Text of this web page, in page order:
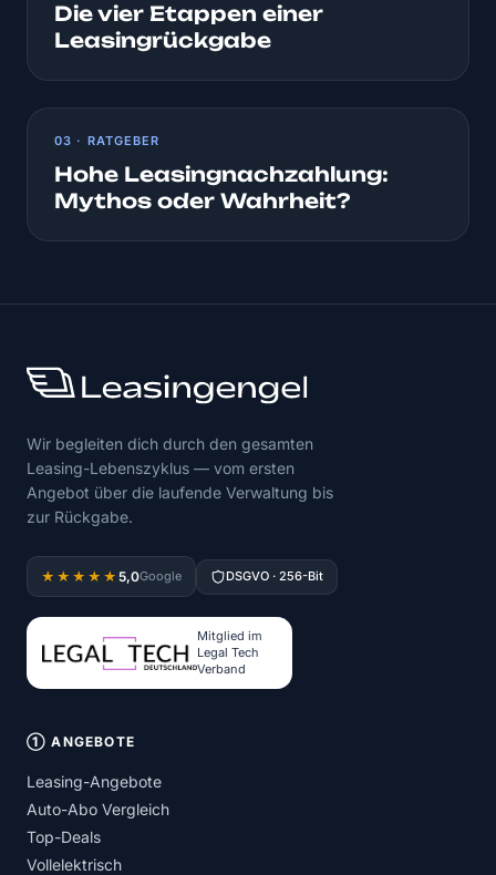
Die vier Etappen einer
Leasingrückgabe
03 · RATGEBER
Hohe Leasingnachzahlung:
Mythos oder Wahrheit?
Wir begleiten dich durch den gesamten
Leasing-Lebenszyklus — vom ersten
Angebot über die laufende Verwaltung bis
zur Rückgabe.
★★★★★ 5,0Google DSGVO · 256-Bit
Mitglied im
Legal Tech
Verband
① ANGEBOTE
Leasing-Angebote
Auto-Abo Vergleich
Top-Deals
Vollelektrisch